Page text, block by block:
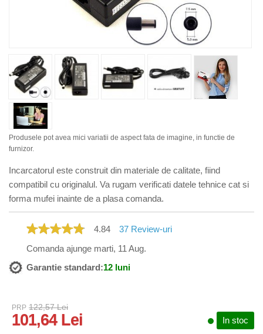
Produsele pot avea mici variatii de aspect fata de imagine, in functie de
furnizor.
Incarcatorul este construit din materiale de calitate, fiind
compatibil cu originalul. Va rugam verificati datele tehnice cat si
forma mufei inainte de a plasa comanda.
37 Review-uri
4.84
Comanda ajunge marti, 11 Aug.
Garantie standard:12 luni
PRP 122,57 Lei
101,64 Lei In stoc